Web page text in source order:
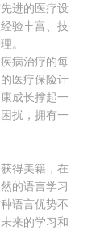
进的医疗设
验丰富、技
。
病治疗的每
医疗保险计
成长撑起一
扰，拥有一
得美籍，在
的语言学习
语言优势不
来的学习和